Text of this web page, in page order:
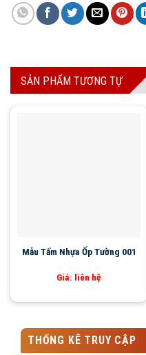
SẢN PHẨM TƯƠNG TỰ
Mẫu Tấm Nhựa Ốp Tường 001
Giá: liên hệ
THỐNG KÊ TRUY CẬP